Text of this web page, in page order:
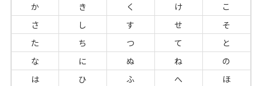
か
き く け
こ
さ
し す せ
そ
た
ち つ て
と
な
に ぬ ね
の
は
ひ ふ へ
ほ